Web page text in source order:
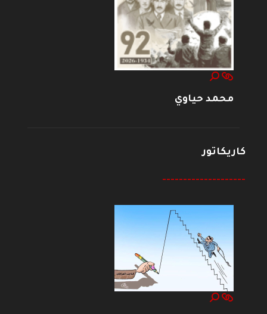
محمد حياوي
كاريكاتور
--------------------